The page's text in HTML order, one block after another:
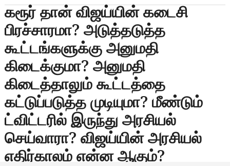
கரூர் தான் விஜய்யின் கடைசி
பிரச்சாரமா? அடுத்தடுத்த
கூட்டங்களுக்கு அனுமதி
கிடைக்குமா? அனுமதி
கிடைத்தாலும் கூட்டத்தை
கட்டுப்படுத்த முடியுமா? மீண்டும்
ட்விட்டரில் இருந்து அரசியல்
செய்வாரா? விஜய்யின் அரசியல்
எதிர்காலம் என்ன ஆகும்?